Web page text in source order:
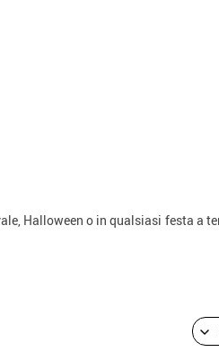
Halloween o in qualsiasi festa a